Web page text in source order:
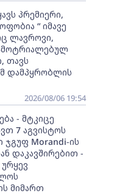
პრემიერი,
“ იმავე
ლავროვი,
თავს
დამპყრობლის
2026/08/06 19:54
- მტკიცე
7 აგვისტოს
ჯგუფ Morandi-ის
დაკავშირებით -
მიმართ